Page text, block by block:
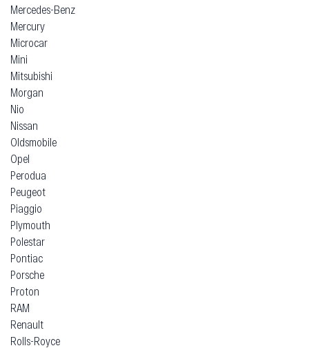
Mercedes-Benz
Mercury
Microcar
Mini
Mitsubishi
Morgan
Nio
Nissan
Oldsmobile
Opel
Perodua
Peugeot
Piaggio
Plymouth
Polestar
Pontiac
Porsche
Proton
RAM
Renault
Rolls-Royce